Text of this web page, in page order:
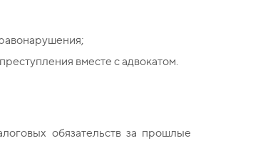
вместе с адвокатом.
обязательств за прошлые